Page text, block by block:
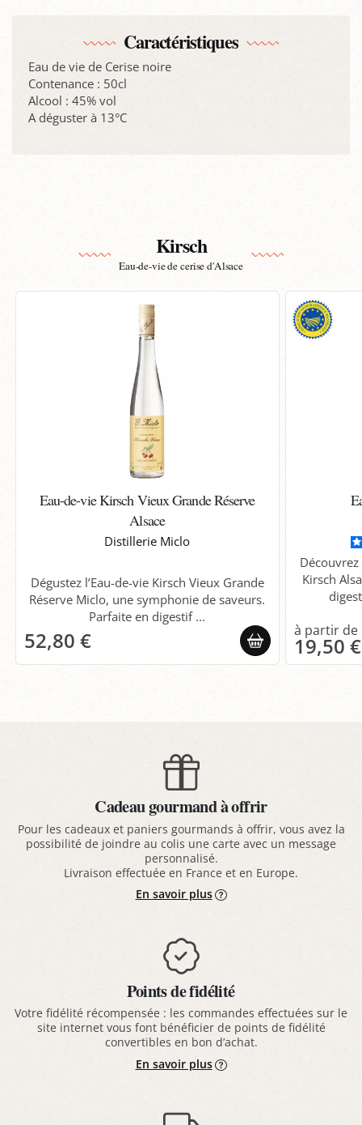
Caractéristiques
Eau de vie de Cerise noire
Contenance : 50cl
Alcool : 45% vol
A déguster à 13°C
Kirsch
Eau-de-vie de cerise d'Alsace
Eau-de-vie Kirsch Vieux Grande Réserve
Alsace
Distillerie Miclo
Dégustez l’Eau-de-vie Kirsch Vieux Grande
Réserve Miclo, une symphonie de saveurs.
Parfaite en digestif ...
52,80 €
Kirsch
19,50 €
Cadeau gourmand à offrir
Pour les cadeaux et paniers gourmands à offrir, vous avez la
possibilité de joindre au colis une carte avec un message
personnalisé.
Livraison effectuée en France et en Europe.
En savoir plus
Points de fidélité
Votre fidélité récompensée : les commandes effectuées sur le
site internet vous font bénéficier de points de fidélité
convertibles en bon d’achat.
En savoir plus